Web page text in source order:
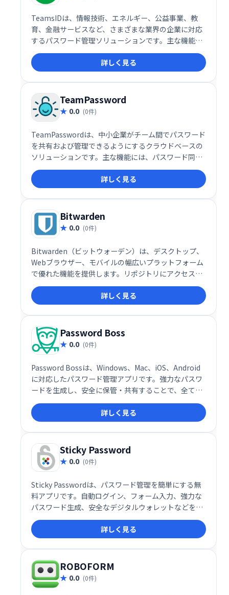
TeamsIDは、情報技術、エネルギー、公益事業、教
育、金融サービスなど、さまざまな業界の企業に対応
するパスワード管理ソリューションです。主な機能に
は、アクセス要求管理、アカウント管理、コンプライ
アンス管理、ユーザープロビジョニング、ユーザーア
クティビティの監視、シングルサインオン機能などが
あります。
詳しく見る
TeamPassword
0.0 (0件)
TeamPasswordは、中小企業がチーム間でパスワード
を共有および管理できるようにするクラウドベースの
ソリューションです。主な機能には、パスワード同
期、ユーザー管理、多要素認証、暗号化、アラート/通
知が含まれます。
詳しく見る
Bitwarden
0.0 (0件)
Bitwarden（ビットウォーデン）は、デスクトップ、
Webブラウザー、モバイルの幅広いプラットフォーム
で優れた機能を提供します。リポジトリにアクセスし
てコード化するためのコマンドラインインターフェイ
ス（CLI）ツールが含まれています。
詳しく見る
Password Boss
0.0 (0件)
Password Bossは、Windows、Mac、iOS、Android
に対応したパスワード管理アプリです。強力なパスワ
ードを生成し、安全に保管・共有することで、全ての
ログイン情報を一元管理できます。プラットフォーム
を跨いでのシームレスな操作性と、権限管理機能で、
安全で効率的なパスワード管理を実現します。 個人情
報や企業秘密の保護に最適です。
詳しく見る
Sticky Password
0.0 (0件)
Sticky Passwordは、パスワード管理を簡単にする無
料アプリです。自動ログイン、フォーム入力、強力な
パスワード生成、安全なデジタルウォレットなどを提
供します。複数のデバイスでの同期は有料版のみです
が、1台のデバイスでの利用には無料版で十分です。
安全なパスワード管理を簡単に始めたい方におすすめ
です。
詳しく見る
ROBOFORM
0.0 (0件)